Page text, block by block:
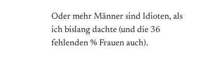
Oder mehr Männer sind Idioten, als
ich bislang dachte (und die 36
fehlenden % Frauen auch).